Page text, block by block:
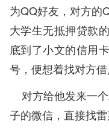
为QQ好友，对方的
大学生无抵押贷款
底到了小文的信用
号，便想着找对方借
对方给他发来一
子的微信，直接找雷